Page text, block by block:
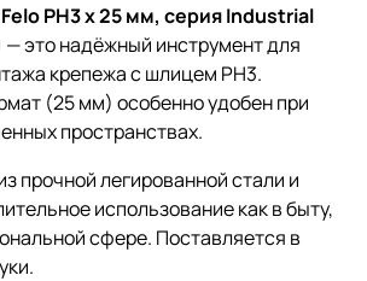
PH3 x 25 мм, серия Industrial
— это надёжный инструмент для
крепежа с шлицем PH3.
(25 мм) особенно удобен при
пространствах.
прочной легированной стали и
использование как в быту,
сфере. Поставляется в